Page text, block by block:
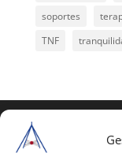
soportes
TNF